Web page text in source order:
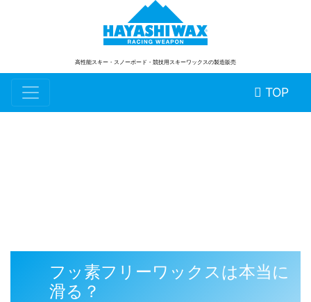
高性能スキー・スノーボード ・競技用スキーワックスの製造販売
TOP
フッ素フリーワックスは本当に
滑る？